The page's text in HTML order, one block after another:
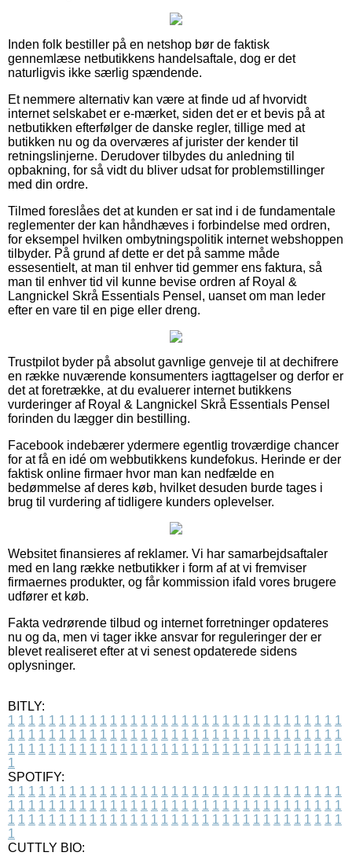
Inden folk bestiller på en netshop bør de faktisk
gennemlæse netbutikkens handelsaftale, dog er det
naturligvis ikke særlig spændende.
Et nemmere alternativ kan være at finde ud af hvorvidt
internet selskabet er e-mærket, siden det er et bevis på at
netbutikken efterfølger de danske regler, tillige med at
butikken nu og da overværes af jurister der kender til
retningslinjerne. Derudover tilbydes du anledning til
opbakning, for så vidt du bliver udsat for problemstillinger
med din ordre.
Tilmed foreslåes det at kunden er sat ind i de fundamentale
reglementer der kan håndhæves i forbindelse med ordren,
for eksempel hvilken ombytningspolitik internet webshoppen
tilbyder. På grund af dette er det på samme måde
essesentielt, at man til enhver tid gemmer ens faktura, så
man til enhver tid vil kunne bevise ordren af Royal &
Langnickel Skrå Essentials Pensel, uanset om man leder
efter en vare til en pige eller dreng.
Trustpilot byder på absolut gavnlige genveje til at dechifrere
en række nuværende konsumenters iagttagelser og derfor er
det at foretrække, at du evaluerer internet butikkens
vurderinger af Royal & Langnickel Skrå Essentials Pensel
forinden du lægger din bestilling.
Facebook indebærer ydermere egentlig troværdige chancer
for at få en idé om webbutikkens kundefokus. Herinde er der
faktisk online firmaer hvor man kan nedfælde en
bedømmelse af deres køb, hvilket desuden burde tages i
brug til vurdering af tidligere kunders oplevelser.
Websitet finansieres af reklamer. Vi har samarbejdsaftaler
med en lang række netbutikker i form af at vi fremviser
firmaernes produkter, og får kommission ifald vores brugere
udfører et køb.
Fakta vedrørende tilbud og internet forretninger opdateres
nu og da, men vi tager ikke ansvar for reguleringer der er
blevet realiseret efter at vi senest opdaterede sidens
oplysninger.
BITLY:
1 1 1 1 1 1 1 1 1 1 1 1 1 1 1 1 1 1 1 1 1 1 1 1 1 1 1 1 1 1 1 1 1
1 1 1 1 1 1 1 1 1 1 1 1 1 1 1 1 1 1 1 1 1 1 1 1 1 1 1 1 1 1 1 1 1
1 1 1 1 1 1 1 1 1 1 1 1 1 1 1 1 1 1 1 1 1 1 1 1 1 1 1 1 1 1 1 1 1
1
SPOTIFY:
1 1 1 1 1 1 1 1 1 1 1 1 1 1 1 1 1 1 1 1 1 1 1 1 1 1 1 1 1 1 1 1 1
1 1 1 1 1 1 1 1 1 1 1 1 1 1 1 1 1 1 1 1 1 1 1 1 1 1 1 1 1 1 1 1 1
1 1 1 1 1 1 1 1 1 1 1 1 1 1 1 1 1 1 1 1 1 1 1 1 1 1 1 1 1 1 1 1 1
1
CUTTLY BIO: